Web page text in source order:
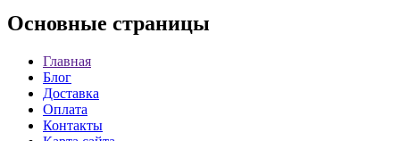
Основные страницы
Главная
Блог
Доставка
Оплата
Контакты